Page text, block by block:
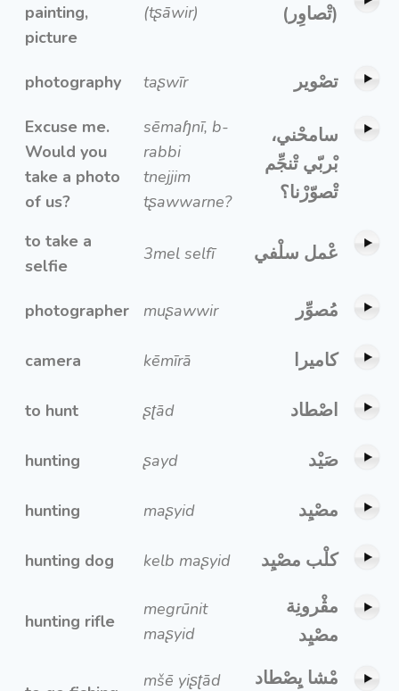
painting,
picture
(tʂāwir)
(تْصاوِر)
photography taʂwīr تصْوير
Excuse me.
Would you
take a photo
of us?
sēmaɧnī, b-
rabbi
tnejjim
tʂawwarne?
سامحْني،
بْربّي تْنجِّم
تْصوّرْنا؟
to take a
selfie
3mel selfī عْمل سلْفي
photographer muʂawwir مُصوِّر
camera kēmīrā كاميرا
to hunt ʂʈād اصْطاد
hunting ʂayd صَيْد
hunting maʂyid مصْيِد
hunting dog kelb maʂyid كلْب مصْيِد
hunting rifle
megrūnit
maʂyid
مڨْرونِة
مصْيِد
mšē yiʂʈād مْشا يِصْطاد